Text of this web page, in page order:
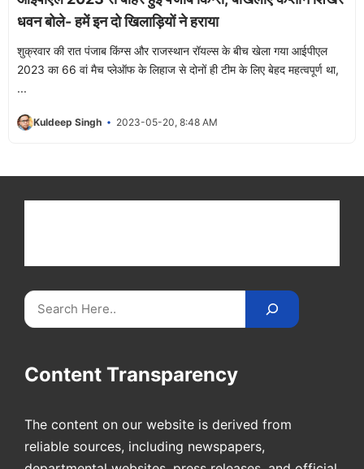
धवन बोले- हमें इन दो खिलाड़ियों ने हराया
शुक्रवार की रात पंजाब किंग्स और राजस्थान रॉयल्स के बीच खेला गया आईपीएल
2023 का 66 वां मैच प्लेऑफ के लिहाज से दोनों ही टीम के लिए बेहद महत्वपूर्ण था,
...
Kuldeep Singh 2023-05-20, 8:48 AM
Search
Content Transparency
The content on our website is derived from
reliable sources, including newspapers,